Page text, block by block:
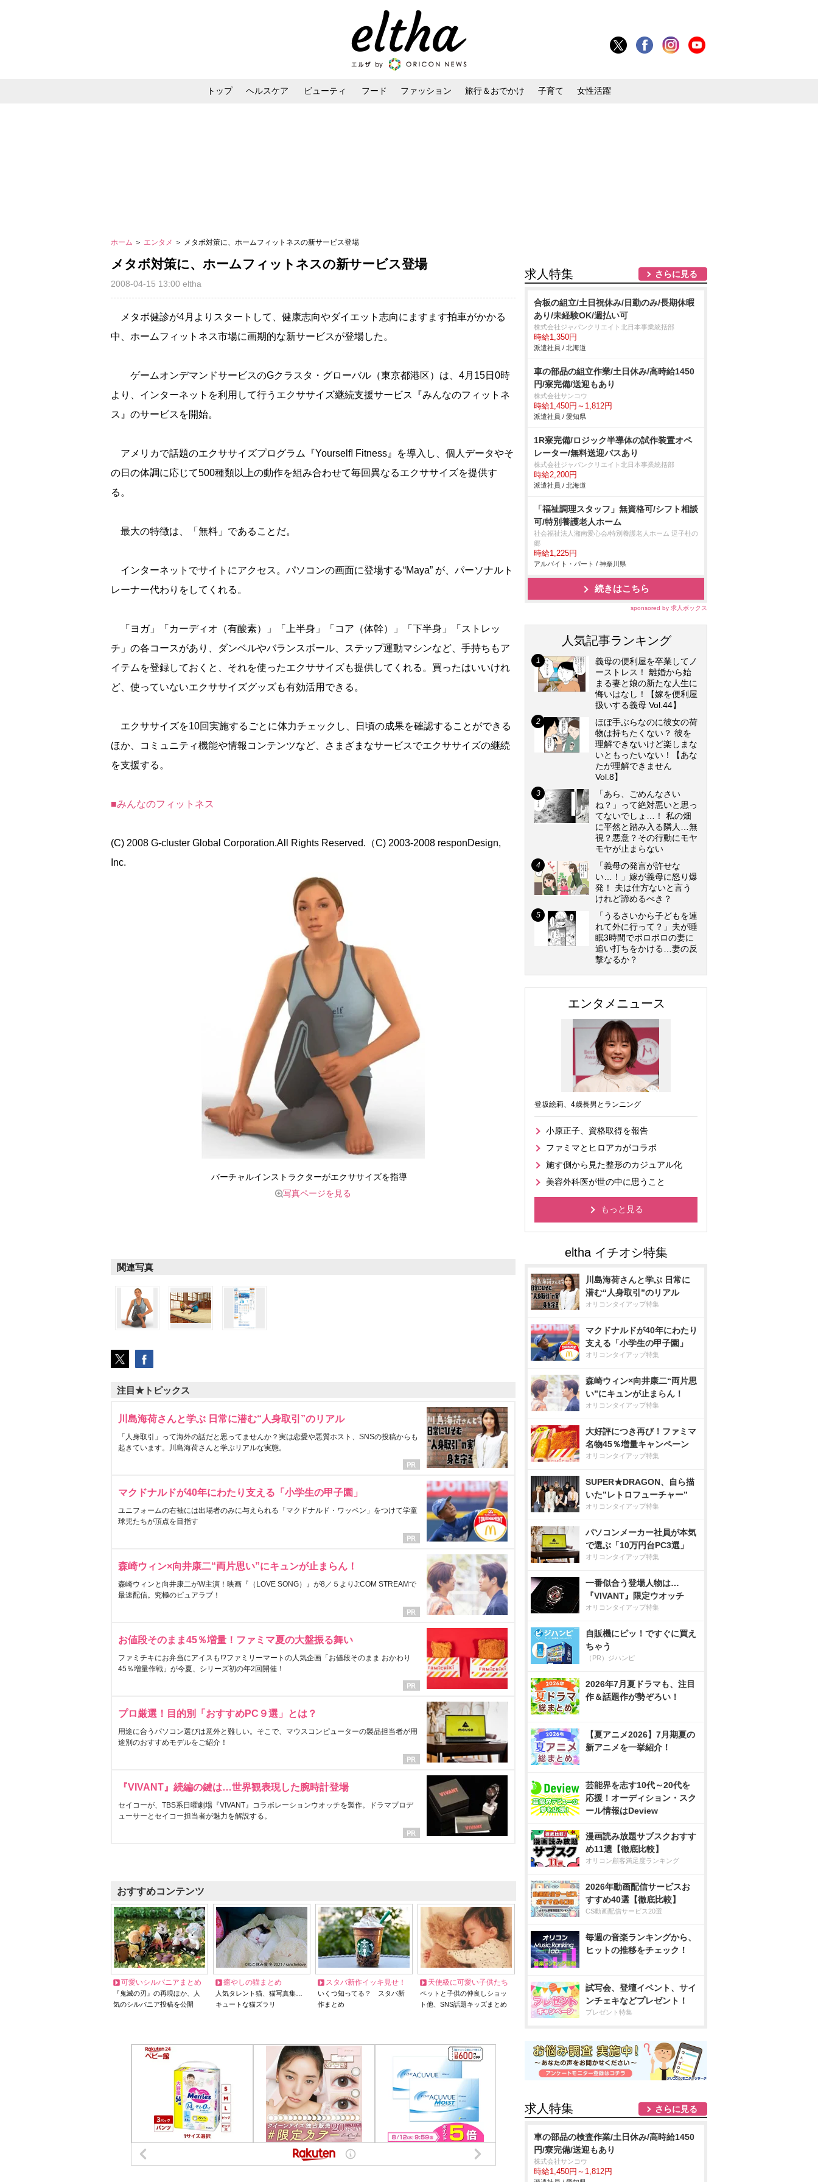
トップ ヘルスケア ビューティ フード ファッション 旅行＆おでかけ 子育て 女性活躍
ホーム ＞ エンタメ ＞ メタボ対策に、ホームフィットネスの新サービス登場
メタボ対策に、ホームフィットネスの新サービス登場
2008-04-15 13:00 eltha
メタボ健診が4月よりスタートして、健康志向やダイエット志向にますます拍車がかかる
中、ホームフィットネス市場に画期的な新サービスが登場した。
ゲームオンデマンドサービスのGクラスタ・グローバル（東京都港区）は、4月15日0時
より、インターネットを利用して行うエクササイズ継続支援サービス『みんなのフィットネ
ス』のサービスを開始。
アメリカで話題のエクササイズプログラム『Yourself! Fitness』を導入し、個人データやそ
の日の体調に応じて500種類以上の動作を組み合わせて毎回異なるエクササイズを提供す
る。
最大の特徴は、「無料」であることだ。
インターネットでサイトにアクセス。パソコンの画面に登場する“Maya” が、パーソナルト
レーナー代わりをしてくれる。
「ヨガ」「カーディオ（有酸素）」「上半身」「コア（体幹）」「下半身」「ストレッ
チ」の各コースがあり、ダンベルやバランスボール、ステップ運動マシンなど、手持ちもア
イテムを登録しておくと、それを使ったエクササイズも提供してくれる。買ったはいいけれ
ど、使っていないエクササイズグッズも有効活用できる。
エクササイズを10回実施するごとに体力チェックし、日頃の成果を確認することができる
ほか、コミュニティ機能や情報コンテンツなど、さまざまなサービスでエクササイズの継続
を支援する。
■みんなのフィットネス
(C) 2008 G-cluster Global Corporation.All Rights Reserved.（C) 2003-2008 responDesign,
Inc.
バーチャルインストラクターがエクササイズを指導
写真ページを見る
関連写真
注目★トピックス
川島海荷さんと学ぶ 日常に潜む“人身取引”のリアル
「人身取引」って海外の話だと思ってませんか？実は恋愛や悪質ホスト、SNSの投稿からも
起きています。川島海荷さんと学ぶリアルな実態。
マクドナルドが40年にわたり支える「小学生の甲子園」
ユニフォームの右袖には出場者のみに与えられる「マクドナルド・ワッペン」をつけて学童
球児たちが頂点を目指す
森崎ウィン×向井康二“両片思い”にキュンが止まらん！
森崎ウィンと向井康二がW主演！映画『（LOVE SONG）』が8／５よりJ:COM STREAMで
最速配信。究極のピュアラブ！
お値段そのまま45％増量！ファミマ夏の大盤振る舞い
ファミチキにお弁当にアイスも!?ファミリーマートの人気企画「お値段そのまま おかわり
45％増量作戦」が今夏、シリーズ初の年2回開催！
プロ厳選！目的別「おすすめPC９選」とは？
用途に合うパソコン選びは意外と難しい。そこで、マウスコンピューターの製品担当者が用
途別のおすすめモデルをご紹介！
『VIVANT』続編の鍵は…世界観表現した腕時計登場
セイコーが、TBS系日曜劇場『VIVANT』コラボレーションウオッチを製作。ドラマプロデ
ューサーとセイコー担当者が魅力を解説する。
おすすめコンテンツ
可愛いシルバニアまとめ
『鬼滅の刃』の再現ほか、人
気のシルバニア投稿を公開
癒やしの猫まとめ
人気タレント猫、猫写真集…
キュートな猫ズラリ
スタバ新作イッキ見せ！
いくつ知ってる？ スタバ新
作まとめ
天使級に可愛い子供たち
ペットと子供の仲良しショッ
ト他、SNS話題キッズまとめ
求人特集 さらに見る
合板の組立/土日祝休み/日勤のみ/長期休暇
あり/未経験OK/週払い可
株式会社ジャパンクリエイト北日本事業統括部
時給1,350円
派遣社員 / 北海道
車の部品の組立作業/土日休み/高時給1450
円/寮完備/送迎もあり
株式会社サンコウ
時給1,450円～1,812円
派遣社員 / 愛知県
1R寮完備/ロジック半導体の試作装置オペ
レーター/無料送迎バスあり
株式会社ジャパンクリエイト北日本事業統括部
時給2,200円
派遣社員 / 北海道
「福祉調理スタッフ」無資格可/シフト相談
可/特別養護老人ホーム
社会福祉法人湘南愛心会/特別養護老人ホーム 逗子杜の
郷
時給1,225円
アルバイト・パート / 神奈川県
続きはこちら
sponsored by 求人ボックス
人気記事ランキング
義母の便利屋を卒業してノ
ーストレス！ 離婚から始
まる妻と娘の新たな人生に
悔いはなし！【嫁を便利屋
扱いする義母 Vol.44】
ほぼ手ぶらなのに彼女の荷
物は持ちたくない？ 彼を
理解できないけど楽しまな
いともったいない！【あな
たが理解できません
Vol.8】
「あら、ごめんなさい
ね？」って絶対悪いと思っ
てないでしょ…！ 私の畑
に平然と踏み入る隣人…無
視？悪意？その行動にモヤ
モヤが止まらない
「義母の発言が許せな
い…！」嫁が義母に怒り爆
発！ 夫は仕方ないと言う
けれど諦めるべき？
「うるさいから子どもを連
れて外に行って？」夫が睡
眠3時間でボロボロの妻に
追い打ちをかける…妻の反
撃なるか？
エンタメニュース
登坂絵莉、4歳長男とランニング
小原正子、資格取得を報告
ファミマとヒロアカがコラボ
施す側から見た整形のカジュアル化
美容外科医が世の中に思うこと
もっと見る
川島海荷さんと学ぶ 日常に
潜む“人身取引”のリアル
オリコンタイアップ特集
マクドナルドが40年にわたり
支える「小学生の甲子園」
オリコンタイアップ特集
森崎ウィン×向井康二“両片思
い”にキュンが止まらん！
オリコンタイアップ特集
大好評につき再び！ファミマ
名物45％増量キャンペーン
オリコンタイアップ特集
SUPER★DRAGON、自ら描
いた”レトロフューチャー”
オリコンタイアップ特集
パソコンメーカー社員が本気
で選ぶ「10万円台PC3選」
オリコンタイアップ特集
一番似合う登場人物は…
『VIVANT』限定ウオッチ
オリコンタイアップ特集
自販機にピッ！ですぐに買え
ちゃう
（PR）ジハンピ
2026年7月夏ドラマも、注目
作＆話題作が勢ぞろい！
【夏アニメ2026】7月期夏の
新アニメを一挙紹介！
芸能界を志す10代～20代を
応援！オーディション・スク
ール情報はDeview
漫画読み放題サブスクおすす
め11選【徹底比較】
オリコン顧客満足度ランキング
2026年動画配信サービスお
すすめ40選【徹底比較】
CS動画配信サービス20選
毎週の音楽ランキングから、
ヒットの推移をチェック！
試写会、登壇イベント、サイ
ンチェキなどプレゼント！
プレゼント特集
求人特集 さらに見る
車の部品の検査作業/土日休み/高時給1450
円/寮完備/送迎もあり
株式会社サンコウ
時給1,450円～1,812円